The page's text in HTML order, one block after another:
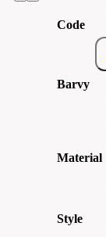
Code
Barvy
Material
Style